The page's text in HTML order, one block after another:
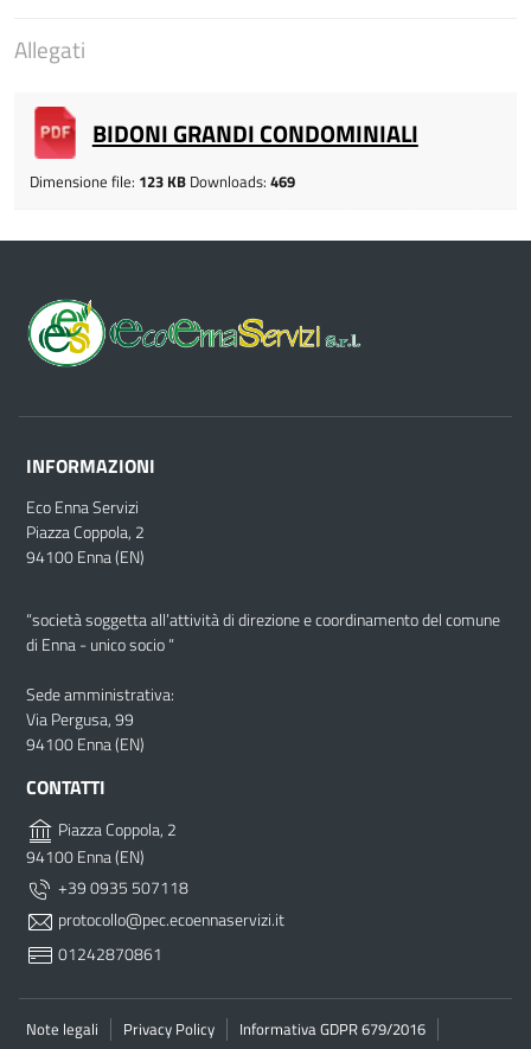
Allegati
BIDONI GRANDI CONDOMINIALI
Dimensione file: 123 KB Downloads: 469
INFORMAZIONI
Eco Enna Servizi
Piazza Coppola, 2
94100 Enna (EN)
“società soggetta all’attività di direzione e coordinamento del comune
di Enna - unico socio “
Sede amministrativa:
Via Pergusa, 99
94100 Enna (EN)
CONTATTI
Piazza Coppola, 2
94100 Enna (EN)
+39 0935 507118
protocollo@pec.ecoennaservizi.it
01242870861
Note legali Privacy Policy Informativa GDPR 679/2016